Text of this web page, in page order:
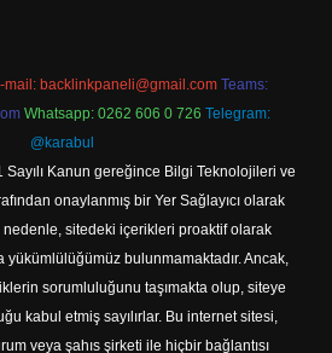
mail: backlinkpaneli@gmail.com Teams:
Whatsapp: 0262 606 0 726 Telegram:
@karabul
Sayılı Kanun gereğince Bilgi Teknolojileri ve
onaylanmış bir Yer Sağlayıcı olarak
nedenle, sitedeki içerikleri proaktif olarak
yükümlülüğümüz bulunmamaktadır. Ancak,
sorumluluğunu taşımakta olup, siteye
kabul etmiş sayılırlar. Bu internet sitesi,
veya şahıs şirketi ile hiçbir bağlantısı